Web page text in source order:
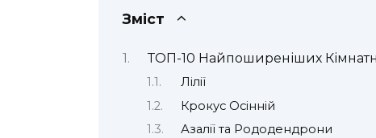
Зміст
ТОП-10 Найпоширеніших
Лілії
Крокус Осінній
Азалії та Рододендрони